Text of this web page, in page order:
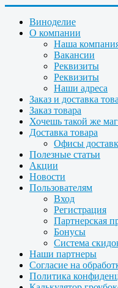
Виноделие
О компании
Наша
Вакансии
Реквизиты
Реквизиты
Наши адреса
Заказ и доставка
Заказ товара
Хочешь такой же
Доставка товара
Офисы
Полезные статьи
Акции
Новости
Пользователям
Вход
Регистрация
Партнерская
Бонусы
Система
Наши партнеры
Согласие на
Политика